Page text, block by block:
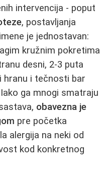
intervencija - poput
, postavljanja
je jednostavan:
kružnim pokretima
desni, 2-3 puta
hranu i tečnosti bar
ga mnogi smatraju
obavezna je
pre početka
alergija na neki od
kod konkretnog